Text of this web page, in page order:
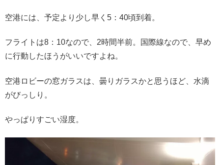
空港には、予定より少し早く5：40頃到着。
フライトは8：10なので、2時間半前。国際線なので、早め
に行動したほうがいいですよね。
空港ロビーの窓ガラスは、曇りガラスかと思うほど、水滴
がびっしり。
やっぱりすごい湿度。